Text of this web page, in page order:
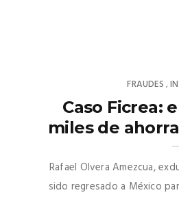
FRAUDES ,
Caso Ficrea:
miles de
Rafael Olvera Amezcua,
sido regresado a México